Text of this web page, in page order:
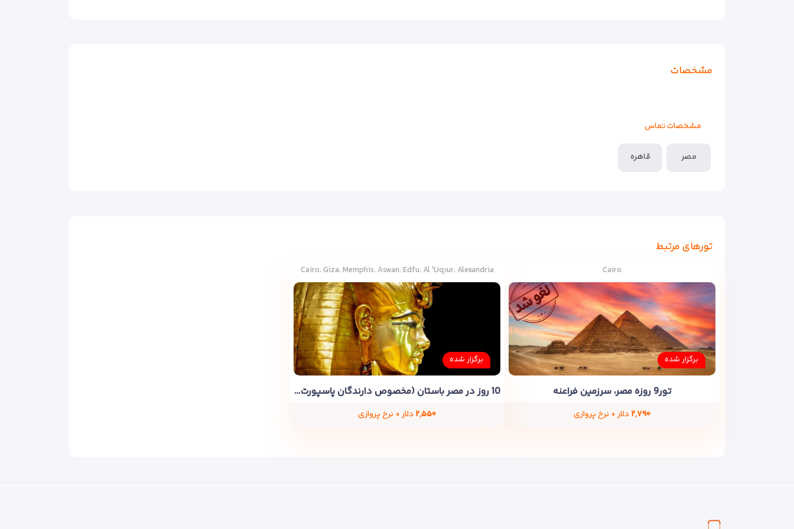
مشخصات
مشخصات تماس
مصر قاهره
تورهای مرتبط
Cairo
برگزار شده
تور9 روزه مصر، سرزمین فراعنه
۲,۷۹۰ دلار + نرخ پروازی
Cairo، Giza، Memphis، Aswan، Edfu، Al 'Uqṣur، Alexandria
برگزار شده
10 روز در مصر باستان (مخصوص دارندگان پاسپورت دوم)
۲,۵۵۰ دلار + نرخ پروازی